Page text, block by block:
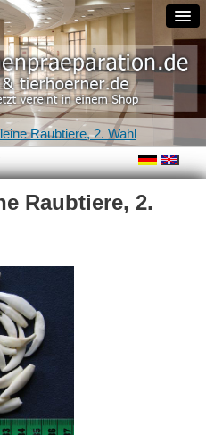
Raubtiere, 2. Wahl
Raubtiere, 2.